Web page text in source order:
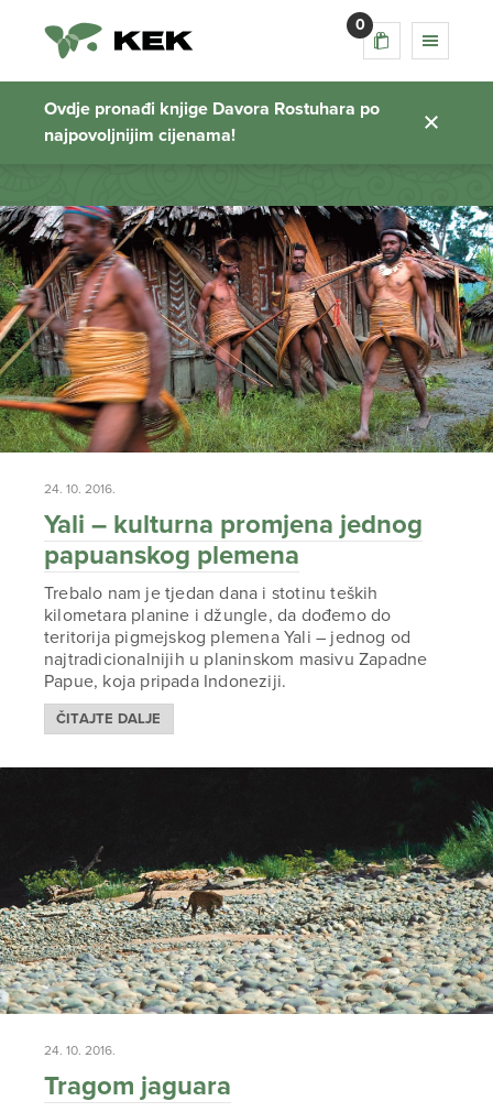
0
Ovdje pronađi knjige Davora Rostuhara po
najpovoljnijim cijenama!
Putopisi
Početna stranica
24. 10. 2016.
Yali – kulturna promjena jednog
papuanskog plemena
Trebalo nam je tjedan dana i stotinu teških
kilometara planine i džungle, da dođemo do
teritorija pigmejskog plemena Yali – jednog od
najtradicionalnijih u planinskom masivu Zapadne
Papue, koja pripada Indoneziji.
ČITAJTE DALJE
24. 10. 2016.
Tragom jaguara